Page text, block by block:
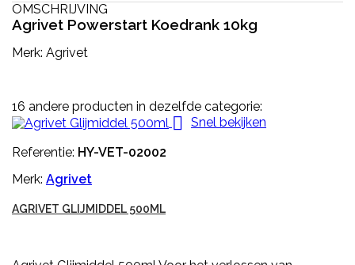
OMSCHRIJVING
Agrivet Powerstart Koedrank 10kg
Merk: Agrivet
16 andere producten in dezelfde categorie:
 Snel bekijken
Referentie: HY-VET-02002
Merk: Agrivet
AGRIVET GLIJMIDDEL 500ML